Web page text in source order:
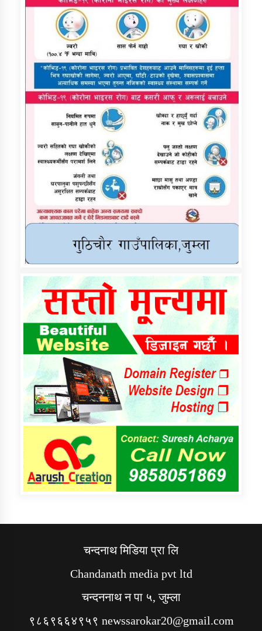
चन्दनाथ मिडिया प्रा लि
Chandanath media pvt ltd
चन्दननाथ न पा ५, जुम्ला
९८६९६६४९५९ newssarokar20@gmail.com